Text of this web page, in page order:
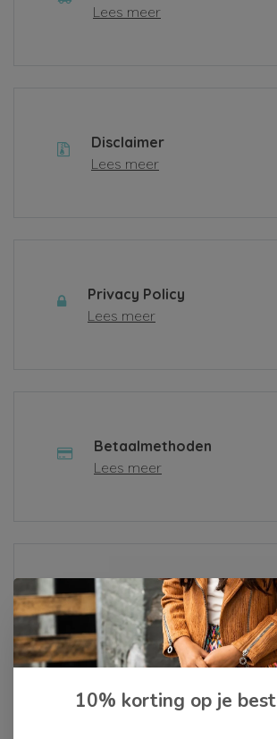
Lees meer
Disclaimer
Lees meer
Privacy Policy
Lees meer
Betaalmethoden
Lees meer
Over ons
Lees meer
Als je een klacht hebt of een vraag, vul
10% korting op je